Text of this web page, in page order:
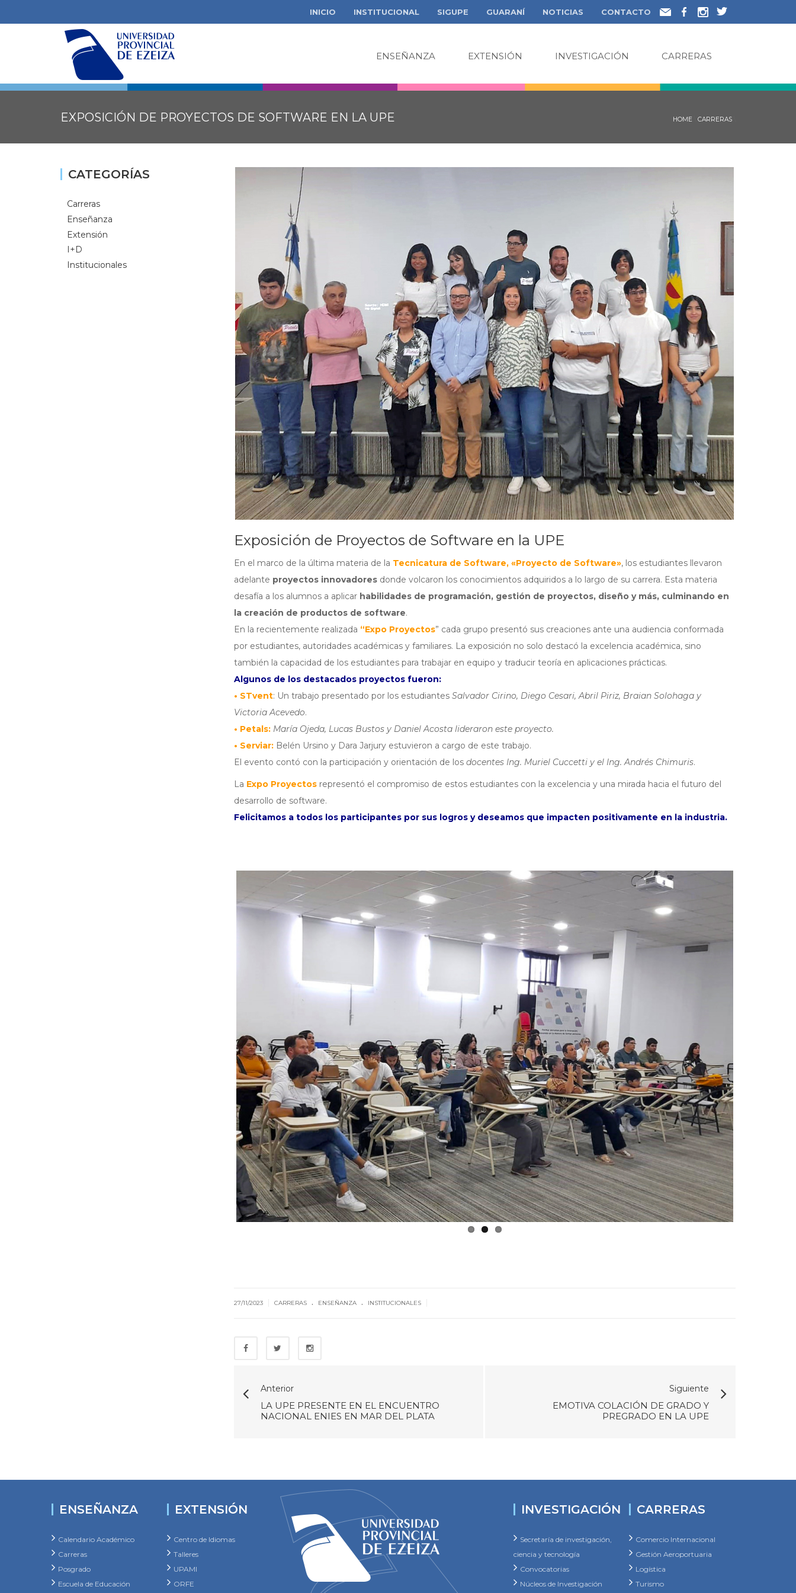
INICIO INSTITUCIONAL SIGUPE GUARANÍ NOTICIAS CONTACTO
ENSEÑANZA EXTENSIÓN INVESTIGACIÓN CARRERAS
EXPOSICIÓN DE PROYECTOS DE SOFTWARE EN LA UPE HOME CARRERAS
Exposición de Proyectos de Software en la UPE
En el marco de la última materia de la Tecnicatura de Software, «Proyecto de Software», los estudiantes llevaron
adelante proyectos innovadoresdonde volcaron los conocimientos adquiridos a lo largo de su carrera. Esta materia
desafía a los alumnos a aplicar habilidades de programación, gestión de proyectos, diseño y más, culminando en
la creación de productos de software.
En la recientemente realizada “Expo Proyectos” cada grupo presentó sus creaciones ante una audiencia conformada
por estudiantes, autoridades académicas y familiares. La exposición no solo destacó la excelencia académica, sino
también la capacidad de los estudiantes para trabajar en equipo y traducir teoría en aplicaciones prácticas.
Algunos de los destacados proyectos fueron:
• STvent: Un trabajo presentado por los estudiantes Salvador Cirino, Diego Cesari, Abril Piriz, Braian Solohaga y
Victoria Acevedo.
• Petals: María Ojeda, Lucas Bustos y Daniel Acosta lideraron este proyecto.
• Serviar: Belén Ursino y Dara Jarjury estuvieron a cargo de este trabajo.
El evento contó con la participación y orientación de losdocentes Ing. Muriel Cuccetti y el Ing. Andrés Chimuris.
La Expo Proyectosrepresentó el compromiso de estos estudiantes con la excelencia y una mirada hacia el futuro del
desarrollo de software.
Felicitamos a todos los participantes por sus logros y deseamos que impacten positivamente en la industria.
27/11/2023 CARRERAS . ENSEÑANZA . INSTITUCIONALES
Anterior
LA UPE PRESENTE EN EL ENCUENTRO
NACIONAL ENIES EN MAR DEL PLATA
Siguiente
EMOTIVA COLACIÓN DE GRADO Y
PREGRADO EN LA UPE
CATEGORÍAS
Carreras
Enseñanza
Extensión
I+D
Institucionales
ENSEÑANZA
Calendario Académico
Carreras
Posgrado
Escuela de Educación
EXTENSIÓN
Centro de Idiomas
Talleres
UPAMI
ORFE
INVESTIGACIÓN
Secretaría de investigación,
ciencia y tecnología
Convocatorias
Núcleos de Investigación
CARRERAS
Comercio Internacional
Gestión Aeroportuaria
Logística
Turismo